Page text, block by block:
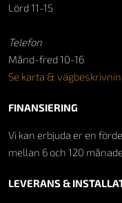
Lörd 11-15
Telefon
Månd-fred 10-16
Se karta &
FINANSIERING
Vi kan erbjuda er en
mellan 6 och 120
LEVERANS &